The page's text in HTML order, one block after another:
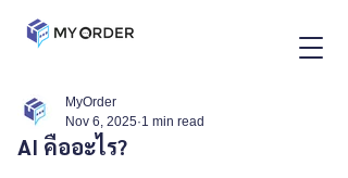
AI คืออะไร?
MyOrder
Nov 6, 2025 1 min read